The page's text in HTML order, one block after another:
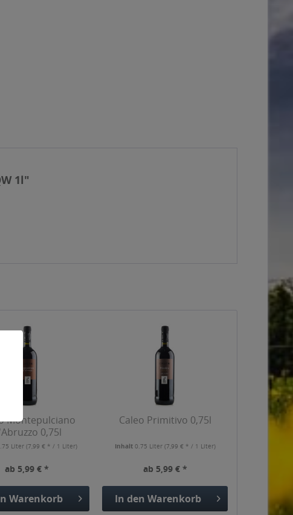
1l"
Montepulciano
0,75l
Liter(7,99 € * / 1 Liter)
ab 5,99 € *
Warenkorb
Caleo Primitivo 0,75l
Inhalt 0.75 Liter (7,99 € * / 1 Liter)
ab 5,99 € *
In den Warenkorb